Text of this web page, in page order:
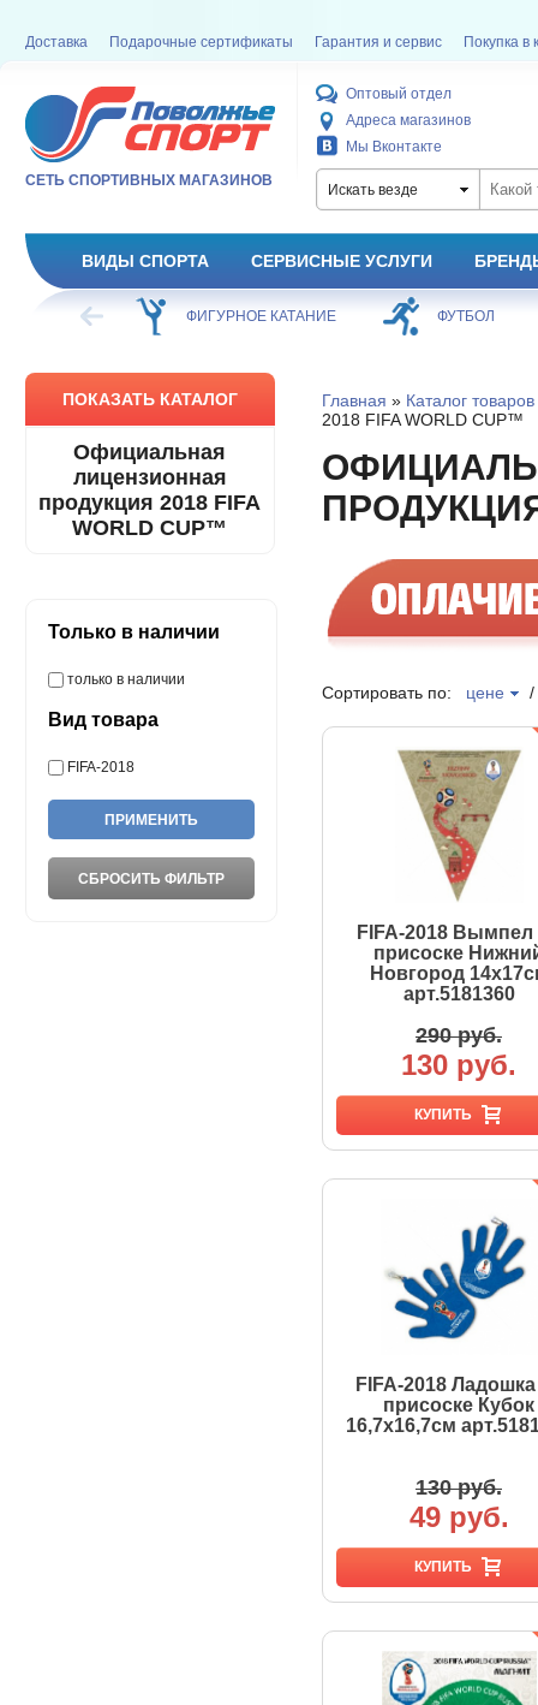
Доставка Подарочные сертификаты Гарантия и сервис Покупка в
СЕТЬ СПОРТИВНЫХ МАГАЗИНОВ
Оптовый отдел
Адреса магазинов
Мы Вконтакте
Искать везде
ВИДЫ СПОРТА СЕРВИСНЫЕ УСЛУГИ
КАТАНИЕ ФУТБОЛ БАСКЕТБОЛ
ПОКАЗАТЬ КАТАЛОГ
Официальная
лицензионная
продукция 2018 FIFA
WORLD CUP™
Только в наличии
только в наличии
Вид товара
FIFA-2018
Главная » Каталог товаров
2018 FIFA WORLD CUP™
ПРОДУКЦИЯ
Сортировать по: цене
FIFA-2018 Вымпел
присоске
Новгород
арт.5181360
290 руб.
130 руб.
КУПИТЬ
FIFA-2018
присоске Кубок
16,7х16,7см
130 руб.
49 руб.
КУПИТЬ